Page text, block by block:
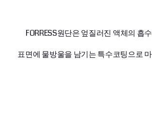
FORRESS원단은 엎질러진 액체의 흡
표면에 물방울을 남기는 특수코팅으로